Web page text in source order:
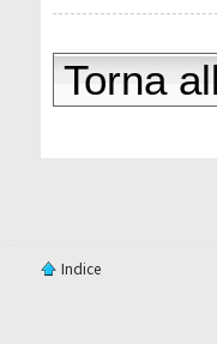
Torna
Indice